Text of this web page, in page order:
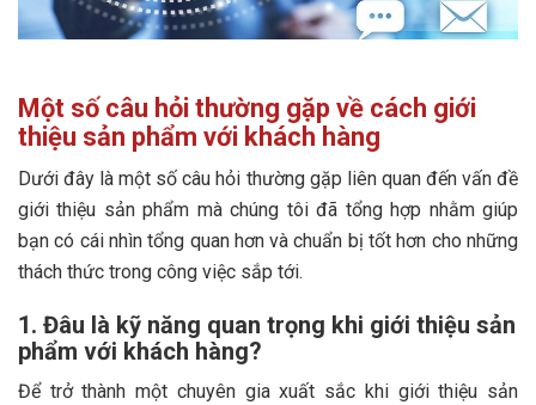
Một số câu hỏi thường gặp về cách giới
thiệu sản phẩm với khách hàng
Dưới đây là một số câu hỏi thường gặp liên quan đến vấn đề
giới thiệu sản phẩm mà chúng tôi đã tổng hợp nhằm giúp
bạn có cái nhìn tổng quan hơn và chuẩn bị tốt hơn cho những
thách thức trong công việc sắp tới.
1. Đâu là kỹ năng quan trọng khi giới thiệu sản
phẩm với khách hàng?
Để trở thành một chuyên gia xuất sắc khi giới thiệu sản